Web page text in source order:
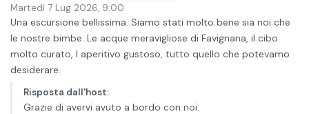
Martedì 7 Lug 2026, 9:00
Una escursione bellissima. Siamo stati molto bene sia noi che
le nostre bimbe. Le acque meravigliose di Favignana, il cibo
molto curato, l aperitivo gustoso, tutto quello che potevamo
desiderare.
Risposta dall'host:
Grazie di avervi avuto a bordo con noi.